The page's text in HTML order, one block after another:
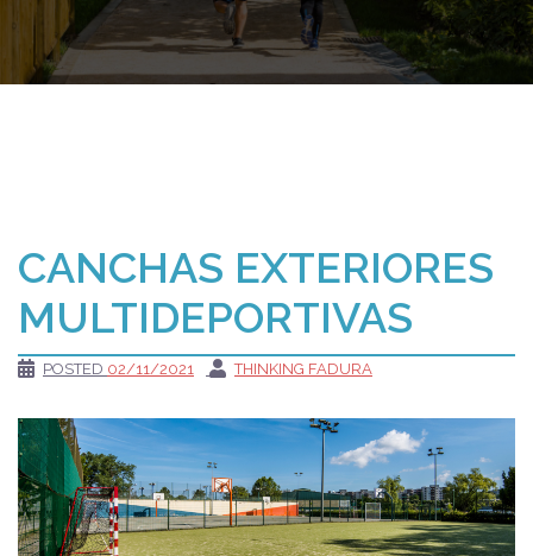
CANCHAS EXTERIORES
MULTIDEPORTIVAS
POSTED 02/11/2021 THINKING FADURA